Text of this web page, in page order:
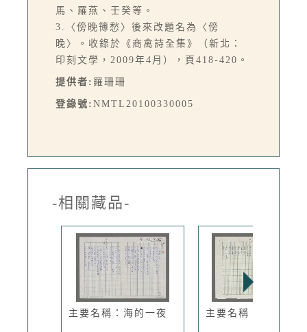
馬、羅燕、壬癸等。
3.〈傍晚簙愁〉後來改題名為〈傍
晚〉。收錄於《商禽詩全集》（新北：
印刻文學，2009年4月），頁418-420。
提供者: 羅珊珊
登錄號: NMTL20100330005
-相關藏品-
主要名稱：海的一夜 主要名稱：風箏